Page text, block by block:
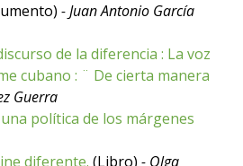
- Juan Antonio García
de la diferencia : La voz
cubano : ¨ De cierta manera
Guerra
política de los márgenes
diferente. (Libro) - Olga